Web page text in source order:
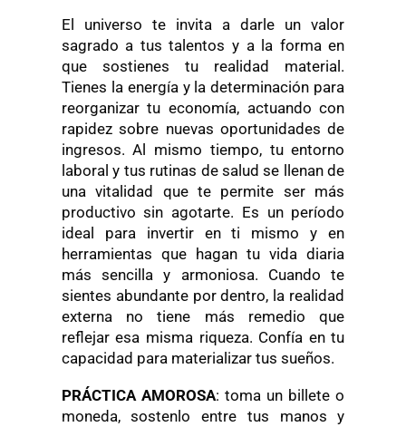
El universo te invita a darle un valor
sagrado a tus talentos y a la forma en
que sostienes tu realidad material.
Tienes la energía y la determinación para
reorganizar tu economía, actuando con
rapidez sobre nuevas oportunidades de
ingresos. Al mismo tiempo, tu entorno
laboral y tus rutinas de salud se llenan de
una vitalidad que te permite ser más
productivo sin agotarte. Es un período
ideal para invertir en ti mismo y en
herramientas que hagan tu vida diaria
más sencilla y armoniosa. Cuando te
sientes abundante por dentro, la realidad
externa no tiene más remedio que
reflejar esa misma riqueza. Confía en tu
capacidad para materializar tus sueños.
PRÁCTICA AMOROSA: toma un billete o
moneda, sostenlo entre tus manos y